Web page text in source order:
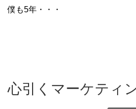
僕も5年・・・
心引くマーケティ